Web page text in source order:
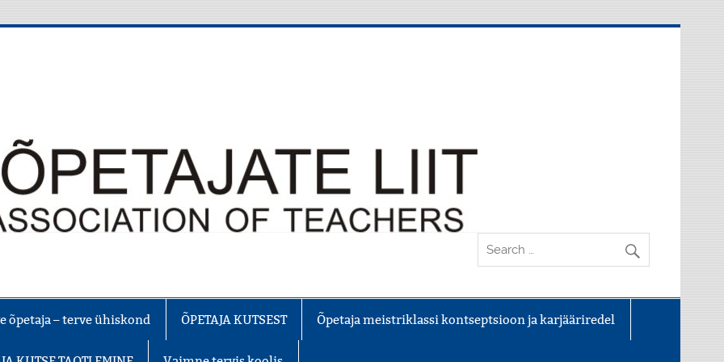
õpetaja – terve ühiskond ÕPETAJA KUTSEST Õpetaja meistriklassi kontseptsioon ja karjääriredel